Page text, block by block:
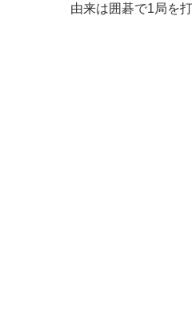
由来は囲碁で1局を